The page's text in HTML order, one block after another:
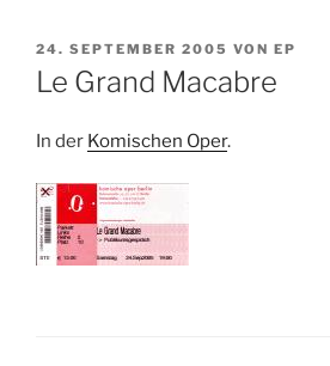
VERÖFFENTLICHT
AM
24. SEPTEMBER 2005 VON EP
Le Grand Macabre
In der Komischen Oper.